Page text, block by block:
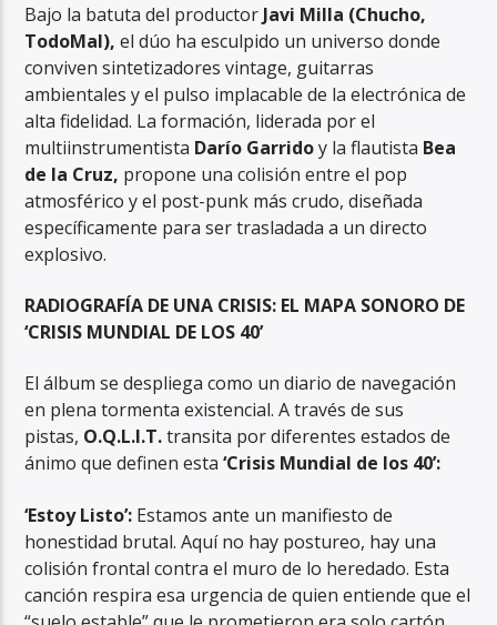
Bajo la batuta del productor Javi Milla (Chucho,
TodoMal), el dúo ha esculpido un universo donde
conviven sintetizadores vintage, guitarras
ambientales y el pulso implacable de la electrónica de
alta fidelidad. La formación, liderada por el
multiinstrumentista Darío Garridoy la flautista Bea
de la Cruz, propone una colisión entre el pop
atmosférico y el post-punk más crudo, diseñada
específicamente para ser trasladada a un directo
explosivo.
RADIOGRAFÍA DE UNA CRISIS: EL MAPA SONORO DE
‘CRISIS MUNDIAL DE LOS 40’
El álbum se despliega como un diario de navegación
en plena tormenta existencial. A través de sus
pistas, O.Q.L.I.T.transita por diferentes estados de
ánimo que definen esta ‘Crisis Mundial de los 40’:
‘Estoy Listo’: Estamos ante un manifiesto de
honestidad brutal. Aquí no hay postureo, hay una
colisión frontal contra el muro de lo heredado. Esta
canción respira esa urgencia de quien entiende que el